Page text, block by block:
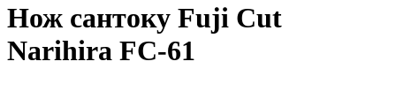
Нож сантоку Fuji Cut
Narihira FC-61